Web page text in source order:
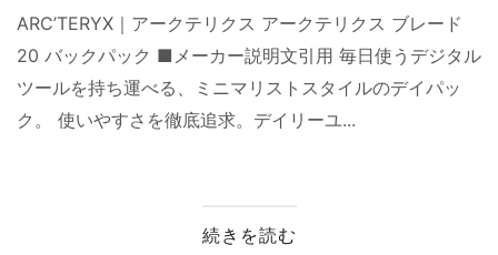
ARC’TERYX｜アークテリクス アークテリクス ブレード
20 バックパック ■メーカー説明文引用 毎日使うデジタル
ツールを持ち運べる、ミニマリストスタイルのデイパッ
ク。 使いやすさを徹底追求。デイリーユ...
続きを読む